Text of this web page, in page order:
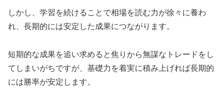
しかし、学習を続けることで相場を読む力が徐々に養わ
れ、長期的には安定した成果につながります。
短期的な成果を追い求めると焦りから無謀なトレードをし
てしまいがちですが、基礎力を着実に積み上げれば長期的
には勝率が安定します。